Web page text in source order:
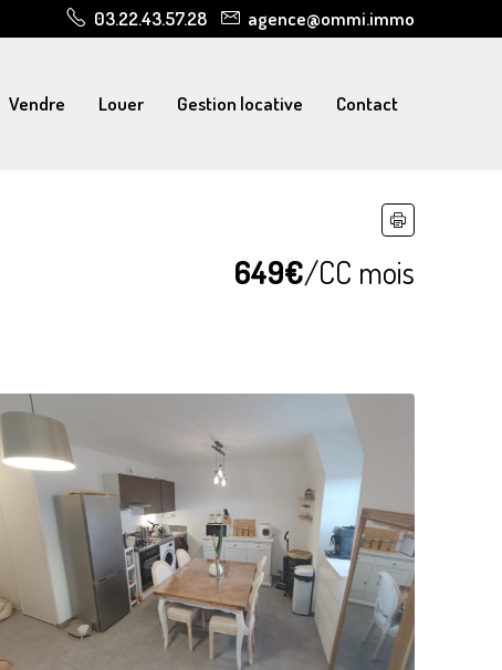
03.22.43.57.28 agence@ommi.immo
Vendre Louer Gestion locative Contact
649€/CC mois